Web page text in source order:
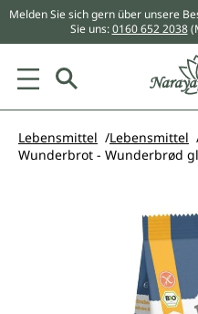
springen
Melden Sie sich gern über unsere
Sie uns:0160 652 2038
Lebensmittel Lebensmittel
Wunderbrot - Wunderbrød